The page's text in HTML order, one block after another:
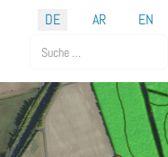
DE AR
EN